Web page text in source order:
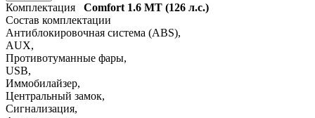
Комплектация Comfort 1.6 MT (126 л.с.)
Состав комплектации
Антиблокировочная система (ABS),
AUX,
Противотуманные фары,
USB,
Иммобилайзер,
Центральный замок,
Сигнализация,